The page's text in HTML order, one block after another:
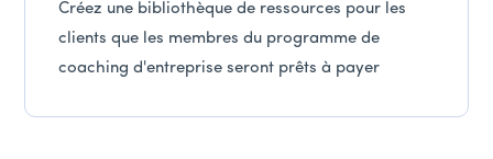
Créez une bibliothèque de ressources pour les
clients que les membres du programme de
coaching d'entreprise seront prêts à payer